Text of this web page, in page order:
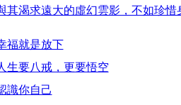
其渴求遠大的虛幻雲影，不如珍惜
福就是放下
生要八戒，更要悟空
識你自己